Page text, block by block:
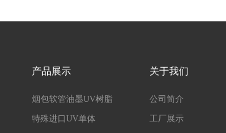
产品展示
烟包软管油墨UV树脂
特殊进口UV单体
关于我们
公司简介
工厂展示